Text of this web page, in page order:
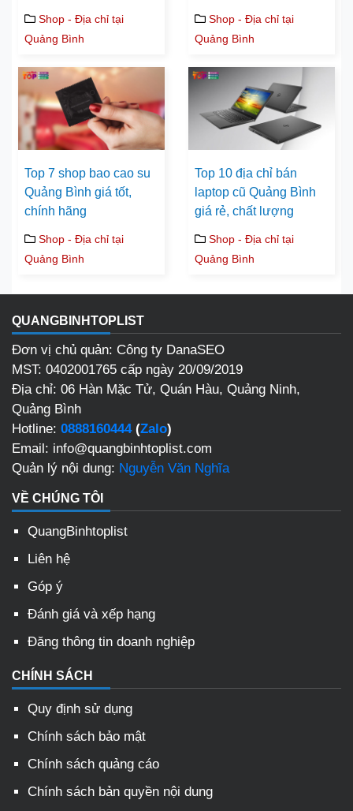
Shop - Địa chỉ tại
Quảng Bình
Shop - Địa chỉ tại
Quảng Bình
Top 7 shop bao cao su
Quảng Bình giá tốt,
chính hãng
Shop - Địa chỉ tại
Quảng Bình
Top 10 địa chỉ bán
laptop cũ Quảng Bình
giá rẻ, chất lượng
Shop - Địa chỉ tại
Quảng Bình
QUANGBINHTOPLIST
Đơn vị chủ quản: Công ty DanaSEO
MST: 0402001765 cấp ngày 20/09/2019
Địa chỉ: 06 Hàn Mặc Tử, Quán Hàu, Quảng Ninh,
Quảng Bình
Hotline: 0888160444(Zalo)
Email: info@quangbinhtoplist.com
Quản lý nội dung: Nguyễn Văn Nghĩa
VỀ CHÚNG TÔI
QuangBinhtoplist
Liên hệ
Góp ý
Đánh giá và xếp hạng
Đăng thông tin doanh nghiệp
CHÍNH SÁCH
Quy định sử dụng
Chính sách bảo mật
Chính sách quảng cáo
Chính sách bản quyền nội dung